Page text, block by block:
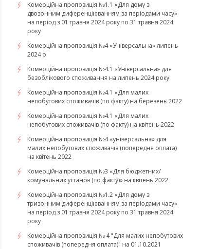
Комерційна пропозиція №1.1 «Для дому з
двозонним диференціюванням за періодами часу»
на період з 01 травня 2024 року по 31 травня 2024
року
Комерційна пропозиція №4 «Універсальна» липень
2024 р
Комерційна пропозиція №4.1 «Універсальна» для
безоблікового споживання на липень 2024 року
​​​​​​​Комерційна пропозиція №4.1 «Для малих
непобутових споживачів (по факту) на березень 2022
Комерційна пропозиція №4.1 «Для малих
непобутових споживачів (по факту) на квітень 2022
​​​​​​​Комерційна пропозиція №4 «універсальна» для
малих непобутових споживачів (попередня оплата)
на квітень 2022
Комерційна пропозиція №3 «Для бюджетних/
комунальних установ (по факту)» на квітень 2022
Комерційна пропозиція №1.2 «Для дому з
тризонним диференціюванням за періодами часу»
на період з 01 травня 2024 року по 31 травня 2024
року
Комерційна пропозиція № 4 "Для малих непобутових
споживачів (попередня оплата)" на 01.10.2021